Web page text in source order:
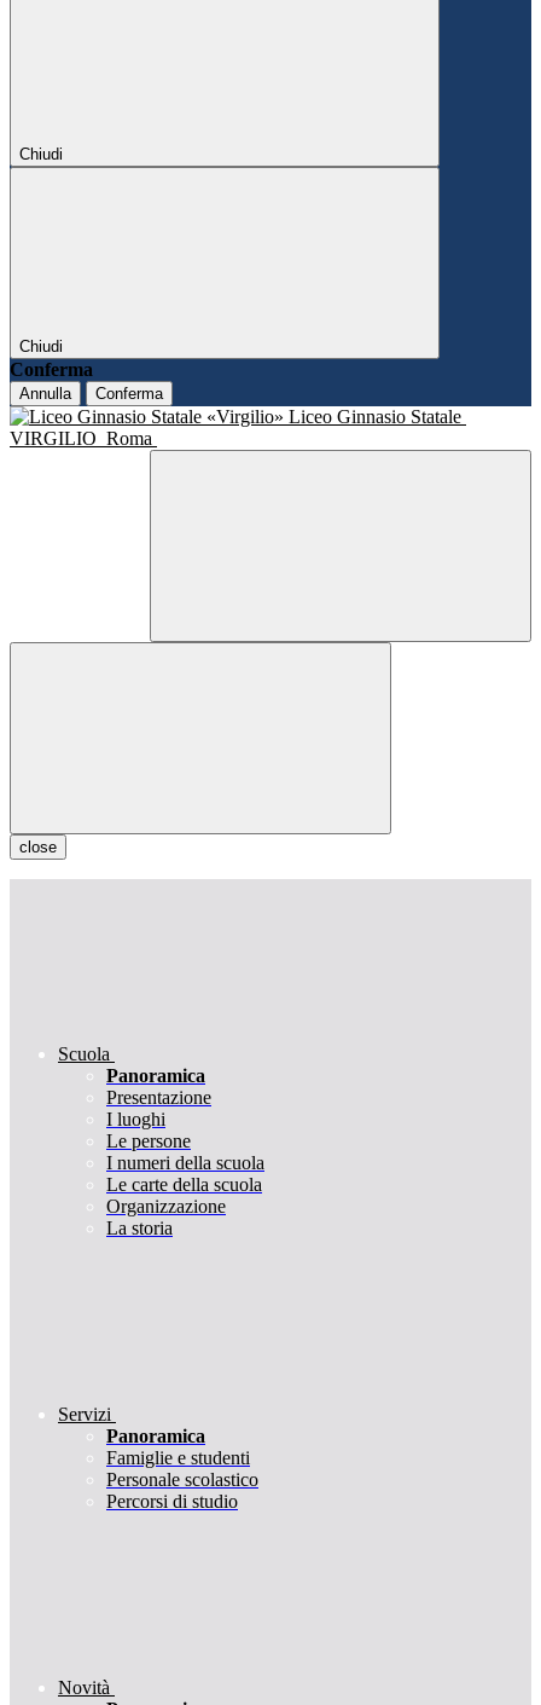
Chiudi
Chiudi
Conferma
Annulla Conferma
Liceo Ginnasio Statale
VIRGILIO Roma
close
Scuola
Panoramica
Presentazione
I luoghi
Le persone
I numeri della scuola
Le carte della scuola
Organizzazione
La storia
Servizi
Panoramica
Famiglie e studenti
Personale scolastico
Percorsi di studio
Novità